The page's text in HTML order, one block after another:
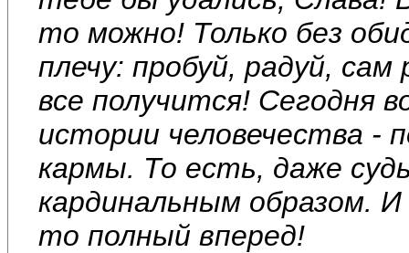
то можно! Только без
плечу: пробуй, радуй,
все получится! Сегодня
истории человечества -
кармы. То есть, даже
кардинальным образом.
то полный вперед!